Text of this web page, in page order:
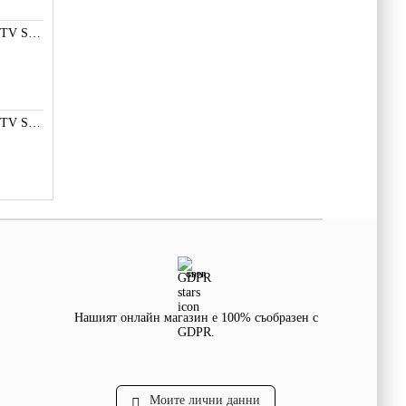
LED ПОДСВЕТКА TV SMD СВЕТОДИОД 2835 2W 3V МАЛКА+
LED ПОДСВЕТКА TV SMD СВЕТОДИОД 2W 3535 6V LG
GDPR
Нашият онлайн магазин е 100% съобразен с
GDPR.
Моите лични данни